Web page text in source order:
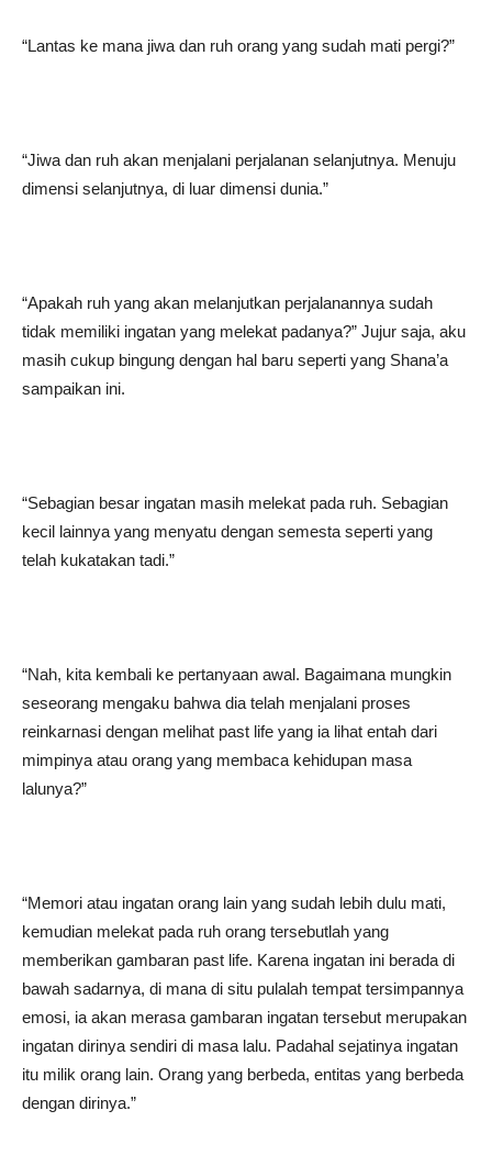
“Lantas ke mana jiwa dan ruh orang yang sudah mati pergi?”
“Jiwa dan ruh akan menjalani perjalanan selanjutnya. Menuju
dimensi selanjutnya, di luar dimensi dunia.”
“Apakah ruh yang akan melanjutkan perjalanannya sudah
tidak memiliki ingatan yang melekat padanya?” Jujur saja, aku
masih cukup bingung dengan hal baru seperti yang Shana’a
sampaikan ini.
“Sebagian besar ingatan masih melekat pada ruh. Sebagian
kecil lainnya yang menyatu dengan semesta seperti yang
telah kukatakan tadi.”
“Nah, kita kembali ke pertanyaan awal. Bagaimana mungkin
seseorang mengaku bahwa dia telah menjalani proses
reinkarnasi dengan melihat past life yang ia lihat entah dari
mimpinya atau orang yang membaca kehidupan masa
lalunya?”
“Memori atau ingatan orang lain yang sudah lebih dulu mati,
kemudian melekat pada ruh orang tersebutlah yang
memberikan gambaran past life. Karena ingatan ini berada di
bawah sadarnya, di mana di situ pulalah tempat tersimpannya
emosi, ia akan merasa gambaran ingatan tersebut merupakan
ingatan dirinya sendiri di masa lalu. Padahal sejatinya ingatan
itu milik orang lain. Orang yang berbeda, entitas yang berbeda
dengan dirinya.”